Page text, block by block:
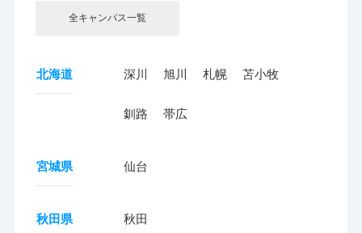
全キャンパス一覧
北海道 深川 旭川 札幌 苫小牧
釧路 帯広
宮城県 仙台
秋田県 秋田